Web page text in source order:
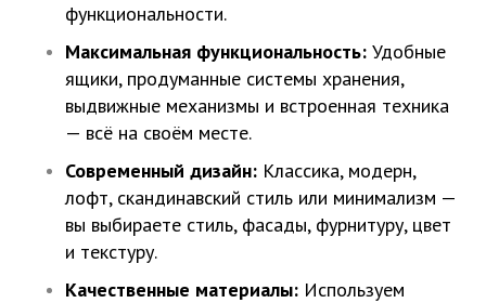
функциональности.
Максимальная функциональность: Удобные
ящики, продуманные системы хранения,
выдвижные механизмы и встроенная техника
— всё на своём месте.
Современный дизайн: Классика, модерн,
лофт, скандинавский стиль или минимализм —
вы выбираете стиль, фасады, фурнитуру, цвет
и текстуру.
Качественные материалы: Используем